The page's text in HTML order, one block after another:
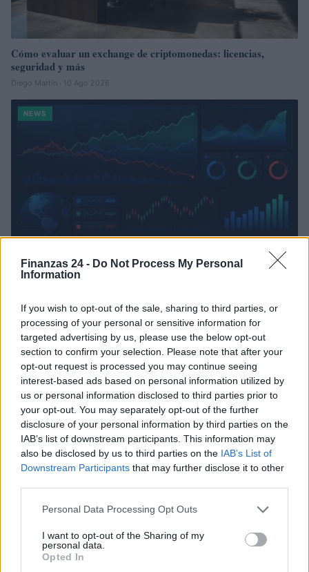
Finanzas 24 - Do Not Process My Personal
Information
If you wish to opt-out of the sale, sharing to third parties, or
processing of your personal or sensitive information for
targeted advertising by us, please use the below opt-out
section to confirm your selection. Please note that after your
opt-out request is processed you may continue seeing
interest-based ads based on personal information utilized by
us or personal information disclosed to third parties prior to
your opt-out. You may separately opt-out of the further
disclosure of your personal information by third parties on the
IAB’s list of downstream participants. This information may
also be disclosed by us to third parties on the IAB’s List of
Downstream Participants that may further disclose it to other
Please note that this website/app uses one or more Google
not limited to your visit or usage behaviour. You may click to
grant or deny consent to Google and its third-party tags to
use your data for below specified purposes in below Google
Personal Data Processing Opt Outs
I want to opt-out of the Sharing of my
personal data.
Opted In
Cómo evaluar un exchange de criptomonedas: licencias,
seguridad y más
Diego Martín · 10 Ago 2026
NEWS
El euro se debilita frente al dólar mientras las criptomonedas
mantienen su estabilidad
Lucía Herrera · 10 Ago 2026
FINANZAS
El Ibex 35 alcanza máximos históricos: ¿Qué está impulsando